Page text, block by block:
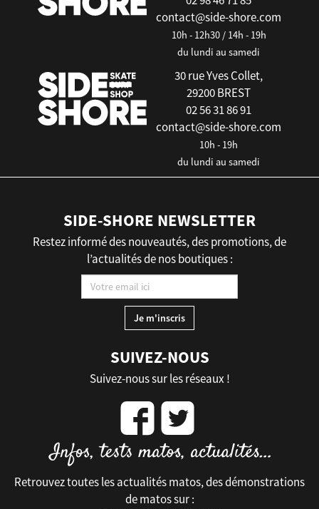
contact@side-shore.com
10h - 12h30 / 14h - 19h
du lundi au samedi
30 rue Yves Collet,
29200 BREST
02 56 31 86 91
contact@side-shore.com
10h - 19h
du lundi au samedi
SIDE-SHORE NEWSLETTER
Restez informé des nouveautés, des promotions, de
l’actualités de nos boutiques :
SUIVEZ-NOUS
Suivez-nous sur les réseaux !
Retrouvez toutes les actualités matos, des démonstrations
de matos sur :